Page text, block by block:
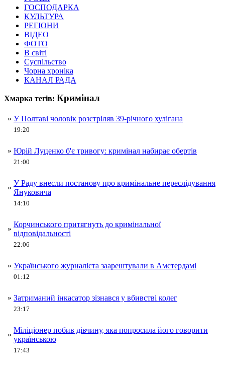
ГОСПОДАРКА
КУЛЬТУРА
РЕГІОНИ
ВІДЕО
ФОТО
В світі
Суспільство
Чорна хроніка
КАНАЛ РАДА
Хмарка тегів: Кримінал
» У Полтаві чоловік розстріляв 39-річного хулігана
19:20
» Юрій Луценко б'є тривогу: кримінал набирає обертів
21:00
»
У Раду внесли постанову про кримінальне переслідування
Януковича
14:10
»
Корчинського притягнуть до кримінальної
відповідальності
22:06
» Українського журналіста заарештували в Амстердамі
01:12
» Затриманий інкасатор зізнався у вбивстві колег
23:17
»
Міліціонер побив дівчину, яка попросила його говорити
українською
17:43